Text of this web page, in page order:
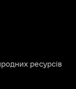
ресурсів